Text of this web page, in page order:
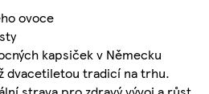
ovoce
kapsiček v Německu
dvacetiletou tradicí na trhu.